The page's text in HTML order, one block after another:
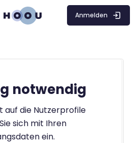
Anmelden
notwendig
auf die Nutzerprofile
sich mit Ihren
ein.